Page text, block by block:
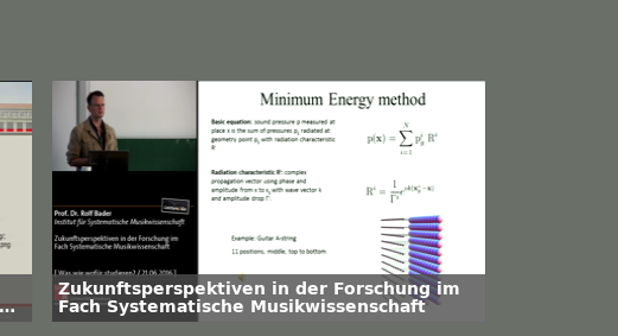
Zukunftsperspektiven in der Forschung im
Fach Systematische Musikwissenschaft